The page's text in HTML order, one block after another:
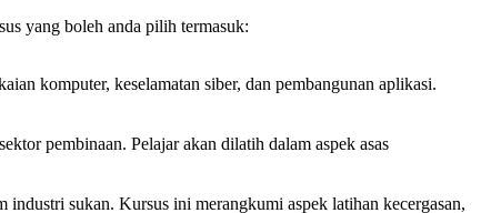
yang boleh anda pilih termasuk:
komputer, keselamatan siber, dan pembangunan aplikasi.
pembinaan. Pelajar akan dilatih dalam aspek asas
sukan. Kursus ini merangkumi aspek latihan kecergasan,